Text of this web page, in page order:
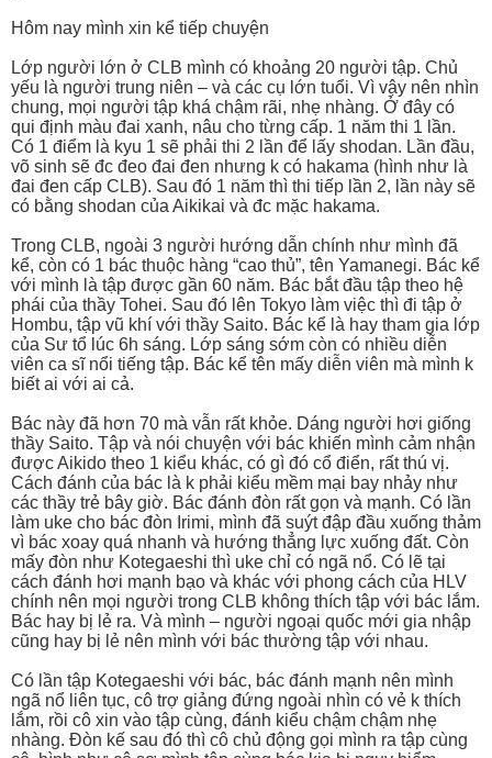
Hôm nay mình xin kể tiếp chuyện
Lớp người lớn ở CLB mình có khoảng 20 người tập. Chủ
yếu là người trung niên – và các cụ lớn tuổi. Vì vậy nên nhìn
chung, mọi người tập khá chậm rãi, nhẹ nhàng. Ở đây có
qui định màu đai xanh, nâu cho từng cấp. 1 năm thi 1 lần.
Có 1 điểm là kyu 1 sẽ phải thi 2 lần để lấy shodan. Lần đầu,
võ sinh sẽ đc đeo đai đen nhưng k có hakama (hình như là
đai đen cấp CLB). Sau đó 1 năm thì thi tiếp lần 2, lần này sẽ
có bằng shodan của Aikikai và đc mặc hakama.
Trong CLB, ngoài 3 người hướng dẫn chính như mình đã
kể, còn có 1 bác thuộc hàng “cao thủ”, tên Yamanegi. Bác kể
với mình là tập được gần 60 năm. Bác bắt đầu tập theo hệ
phái của thầy Tohei. Sau đó lên Tokyo làm việc thì đi tập ở
Hombu, tập vũ khí với thầy Saito. Bác kể là hay tham gia lớp
của Sư tổ lúc 6h sáng. Lớp sáng sớm còn có nhiều diễn
viên ca sĩ nổi tiếng tập. Bác kể tên mấy diễn viên mà mình k
biết ai với ai cả.
Bác này đã hơn 70 mà vẫn rất khỏe. Dáng người hơi giống
thầy Saito. Tập và nói chuyện với bác khiến mình cảm nhận
được Aikido theo 1 kiểu khác, có gì đó cổ điển, rất thú vị.
Cách đánh của bác là k phải kiểu mềm mại bay nhảy như
các thầy trẻ bây giờ. Bác đánh đòn rất gọn và mạnh. Có lần
làm uke cho bác đòn Irimi, mình đã suýt đập đầu xuống thảm
vì bác xoay quá nhanh và hướng thẳng lực xuống đất. Còn
mấy đòn như Kotegaeshi thì uke chỉ có ngã nổ. Có lẽ tại
cách đánh hơi mạnh bạo và khác với phong cách của HLV
chính nên mọi người trong CLB không thích tập với bác lắm.
Bác hay bị lẻ ra. Và mình – người ngoại quốc mới gia nhập
cũng hay bị lẻ nên mình với bác thường tập với nhau.
Có lần tập Kotegaeshi với bác, bác đánh mạnh nên mình
ngã nổ liên tục, cô trợ giảng đứng ngoài nhìn có vẻ k thích
lắm, rồi cô xin vào tập cùng, đánh kiểu chậm chậm nhẹ
nhàng. Đòn kế sau đó thì cô chủ động gọi mình ra tập cùng